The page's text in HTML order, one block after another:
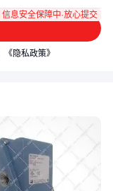
信息安全保障中·放心提交
《隐私政策》